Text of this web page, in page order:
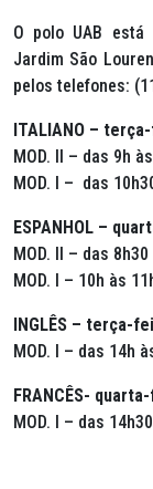
O polo UAB está
Jardim São
pelos telefones:
ITALIANO –
MOD. II – das 9h
MOD. I – das
ESPANHOL –
MOD. II – das
MOD. I – 10h às
INGLÊS – terça-
MOD. I – das 14h
FRANCÊS-
MOD. I – das